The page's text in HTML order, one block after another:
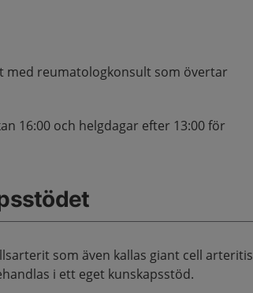
reumatologkonsult som övertar
16:00 och helgdagar efter 13:00 för
som även kallas giant cell arteritis
i ett eget kunskapsstöd.